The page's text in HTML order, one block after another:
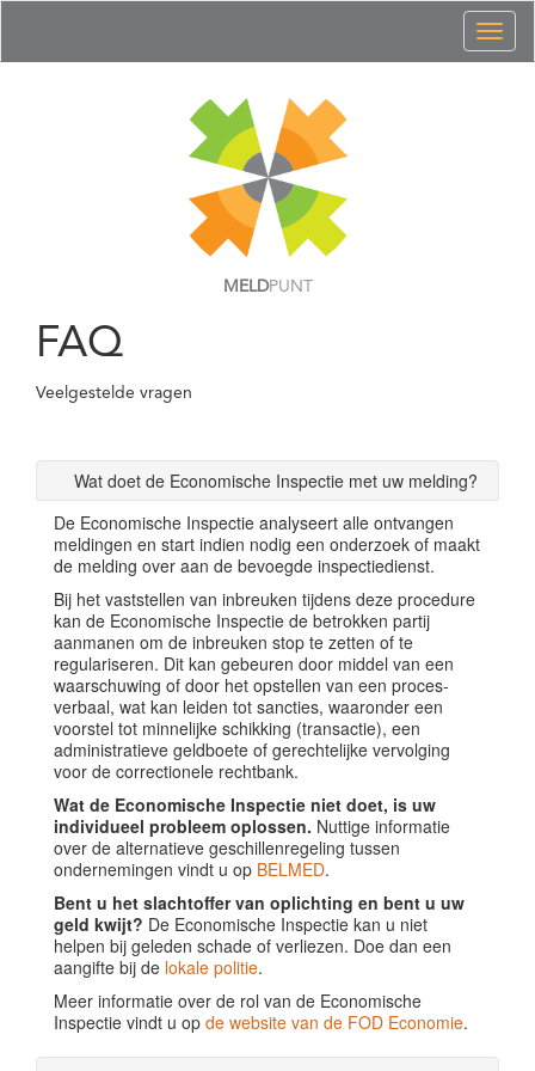
MELDPUNT
FAQ
Veelgestelde vragen
Wat doet de Economische Inspectie met uw melding?
De Economische Inspectie analyseert alle ontvangen
meldingen en start indien nodig een onderzoek of maakt
de melding over aan de bevoegde inspectiedienst.
Bij het vaststellen van inbreuken tijdens deze procedure
kan de Economische Inspectie de betrokken partij
aanmanen om de inbreuken stop te zetten of te
regulariseren. Dit kan gebeuren door middel van een
waarschuwing of door het opstellen van een proces-
verbaal, wat kan leiden tot sancties, waaronder een
voorstel tot minnelijke schikking (transactie), een
administratieve geldboete of gerechtelijke vervolging
voor de correctionele rechtbank.
Wat de Economische Inspectie niet doet, is uw
individueel probleem oplossen. Nuttige informatie
over de alternatieve geschillenregeling tussen
ondernemingen vindt u op BELMED.
Bent u het slachtoffer van oplichting en bent u uw
geld kwijt? De Economische Inspectie kan u niet
helpen bij geleden schade of verliezen. Doe dan een
aangifte bij de lokale politie.
Meer informatie over de rol van de Economische
Inspectie vindt u op de website van de FOD Economie.